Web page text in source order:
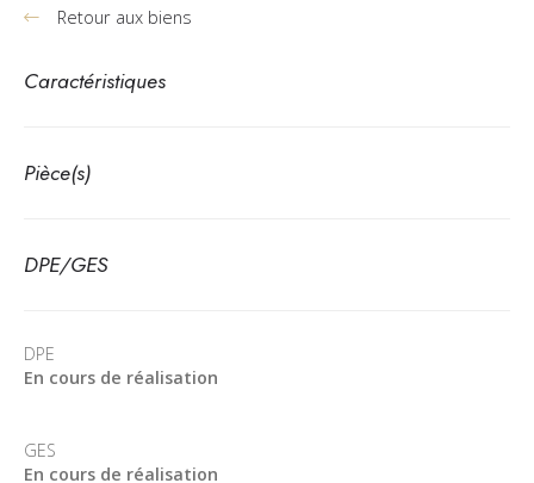
Retour aux biens
Caractéristiques
Pièce(s)
DPE/GES
DPE
En cours de réalisation
GES
En cours de réalisation